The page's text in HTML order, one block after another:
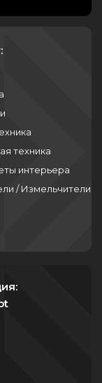
техника
интерьера
/ Измельчители